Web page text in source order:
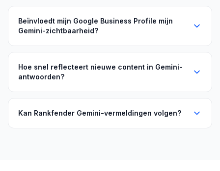
Beïnvloedt mijn Google Business Profile mijn
Gemini-zichtbaarheid?
Hoe snel reflecteert nieuwe content in Gemini-
antwoorden?
Kan Rankfender Gemini-vermeldingen volgen?